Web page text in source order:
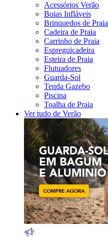
Acessórios Verão
Boias Infláveis
Brinquedos de Praia
Cadeira de Praia
Carrinho de Praia
Espreguiçadeira
Esteira de Praia
Flutuadores
Guarda-Sol
Tenda Gazebo
Piscina
Toalha de Praia
Ver tudo de Verão